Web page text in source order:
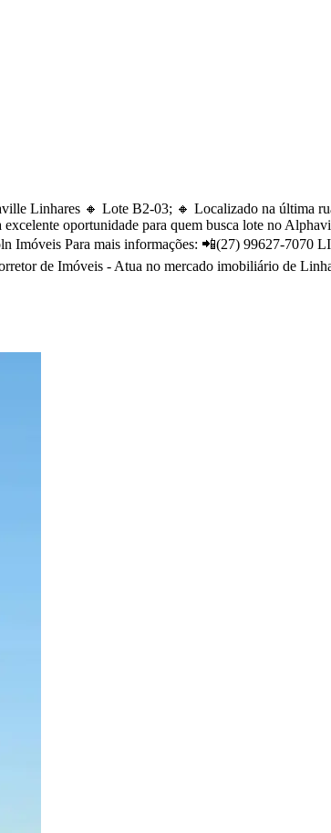
Linhares 🔸 Lote B2-03; 🔸 Localizado na última
oportunidade para quem busca lote no
Imóveis Para mais informações: 📲(27) 99627-
Imóveis - Atua no mercado imobiliário de